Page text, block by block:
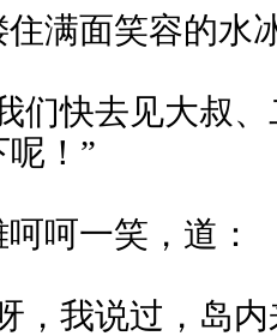
满面笑容的水
们快去见大叔
！”
呵一笑，道：
，我说过，岛